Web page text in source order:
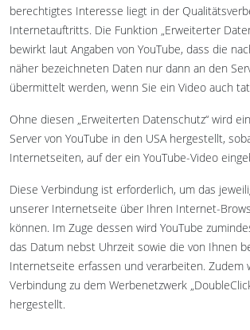
berechtigtes Interesse liegt in der
Internetauftritts. Die Funktion „Erweiterter
bewirkt laut Angaben von YouTube, dass die
näher bezeichneten Daten nur dann an den
übermittelt werden, wenn Sie ein Video auch
Ohne diesen „Erweiterten Datenschutz“ wird
Server von YouTube in den USA hergestellt,
Internetseiten, auf der ein YouTube-Video
Diese Verbindung ist erforderlich, um das
unserer Internetseite über Ihren Internet-
können. Im Zuge dessen wird YouTube
das Datum nebst Uhrzeit sowie die von Ihnen
Internetseite erfassen und verarbeiten. Zudem
Verbindung zu dem Werbenetzwerk
hergestellt.